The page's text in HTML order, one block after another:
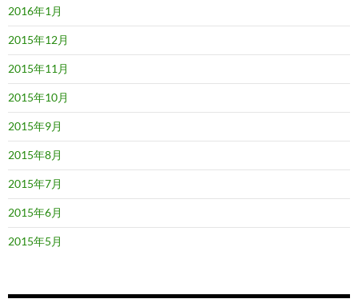
2016年1月
2015年12月
2015年11月
2015年10月
2015年9月
2015年8月
2015年7月
2015年6月
2015年5月